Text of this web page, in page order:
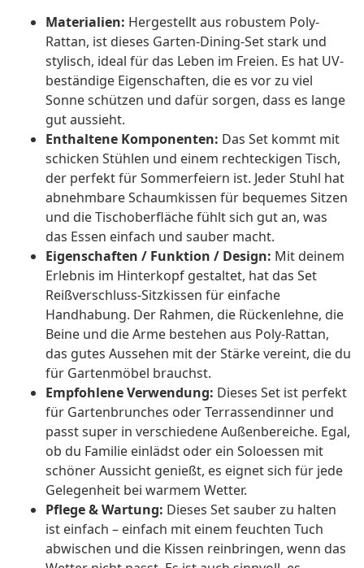
Materialien: Hergestellt aus robustem Poly-
Rattan, ist dieses Garten-Dining-Set stark und
stylisch, ideal für das Leben im Freien. Es hat UV-
beständige Eigenschaften, die es vor zu viel
Sonne schützen und dafür sorgen, dass es lange
gut aussieht.
Enthaltene Komponenten: Das Set kommt mit
schicken Stühlen und einem rechteckigen Tisch,
der perfekt für Sommerfeiern ist. Jeder Stuhl hat
abnehmbare Schaumkissen für bequemes Sitzen
und die Tischoberfläche fühlt sich gut an, was
das Essen einfach und sauber macht.
Eigenschaften / Funktion / Design: Mit deinem
Erlebnis im Hinterkopf gestaltet, hat das Set
Reißverschluss-Sitzkissen für einfache
Handhabung. Der Rahmen, die Rückenlehne, die
Beine und die Arme bestehen aus Poly-Rattan,
das gutes Aussehen mit der Stärke vereint, die du
für Gartenmöbel brauchst.
Empfohlene Verwendung: Dieses Set ist perfekt
für Gartenbrunches oder Terrassendinner und
passt super in verschiedene Außenbereiche. Egal,
ob du Familie einlädst oder ein Soloessen mit
schöner Aussicht genießt, es eignet sich für jede
Gelegenheit bei warmem Wetter.
Pflege & Wartung: Dieses Set sauber zu halten
ist einfach – einfach mit einem feuchten Tuch
abwischen und die Kissen reinbringen, wenn das